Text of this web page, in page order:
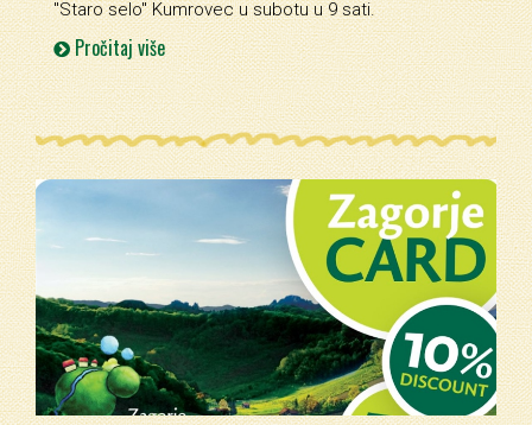
''Staro selo'' Kumrovec u subotu u 9 sati.
Pročitaj više